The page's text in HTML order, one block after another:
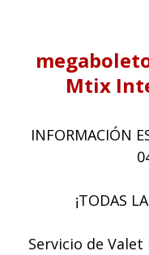
Mtix
INFORMACIÓN
¡TODAS
Servicio de